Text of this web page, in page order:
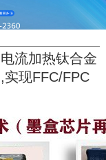
流加热钛合金
现FFC/FPC